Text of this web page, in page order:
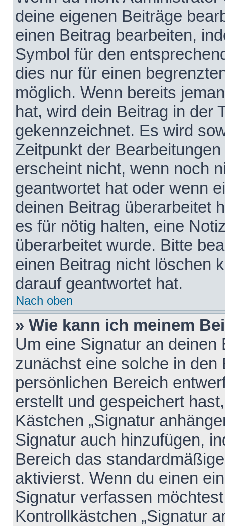
deine eigenen Beiträge
einen Beitrag bearbeiten,
Symbol für den
dies nur für einen
möglich. Wenn bereits
hat, wird dein Beitrag in der
gekennzeichnet. Es wird
Zeitpunkt der
erscheint nicht, wenn noch
geantwortet hat oder wenn
deinen Beitrag überarbeitet
es für nötig halten, eine
überarbeitet wurde. Bitte
einen Beitrag nicht löschen
darauf geantwortet hat.
Nach oben
» Wie kann ich meinem
Um eine Signatur an
zunächst eine solche in den
persönlichen Bereich
erstellt und gespeichert
Kästchen „Signatur
Signatur auch hinzufügen,
Bereich das
aktivierst. Wenn du einen
Signatur verfassen
Kontrollkästchen „Signatur